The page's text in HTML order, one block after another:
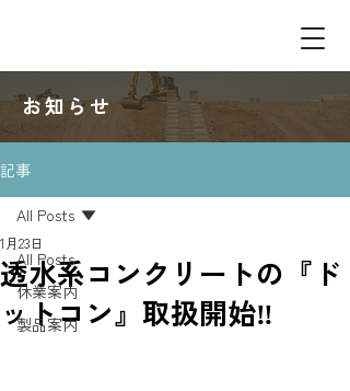
​お知らせ
記事
All Posts
休業案内
製品案内
All Posts
透水系コンクリートの『ド
ットコン』取扱開始‼
1月23日